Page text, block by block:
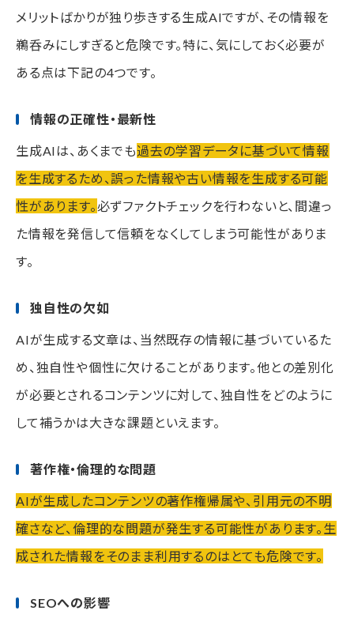
メリットばかりが独り歩きする生成AIですが、その情報を
鵜呑みにしすぎると危険です。特に、気にしておく必要が
ある点は下記の4つです。
情報の正確性・最新性
生成AIは、あくまでも過去の学習データに基づいて情報
を生成するため、誤った情報や古い情報を生成する可能
性があります。必ずファクトチェックを行わないと、間違っ
た情報を発信して信頼をなくしてしまう可能性がありま
す。
独自性の欠如
AIが生成する文章は、当然既存の情報に基づいているた
め、独自性や個性に欠けることがあります。他との差別化
が必要とされるコンテンツに対して、独自性をどのように
して補うかは大きな課題といえます。
著作権・倫理的な問題
AIが生成したコンテンツの著作権帰属や、引用元の不明
確さなど、倫理的な問題が発生する可能性があります。生
成された情報をそのまま利用するのはとても危険です。
SEOへの影響